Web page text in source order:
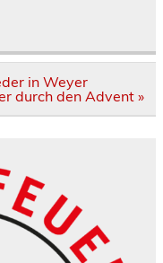
in Weyer
durch den Advent »